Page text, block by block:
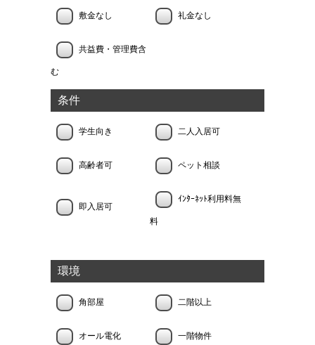
敷金なし 礼金なし
共益費・管理費含
む
条件
学生向き 二人入居可
高齢者可 ペット相談
即入居可
ｲﾝﾀｰﾈｯﾄ利用料無
料
環境
角部屋 二階以上
オール電化 一階物件